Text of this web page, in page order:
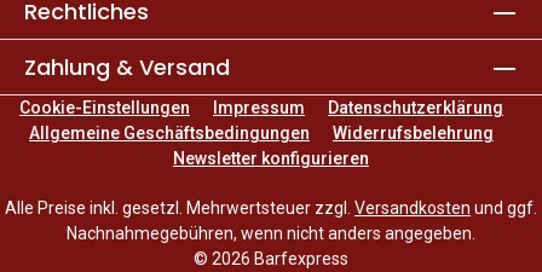
Rechtliches
Zahlung & Versand
Cookie-Einstellungen Impressum
Datenschutzerklärung
Allgemeine Geschäftsbedingungen
Widerrufsbelehrung
Newsletter konfigurieren
Alle Preise inkl. gesetzl. Mehrwertsteuer zzgl. Versandkosten und ggf.
Nachnahmegebühren, wenn nicht anders angegeben.
© 2026 Barfexpress